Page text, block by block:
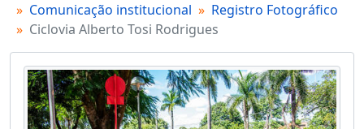
Comunicação institucional
Registro Fotográfico
Ciclovia Alberto Tosi Rodrigues